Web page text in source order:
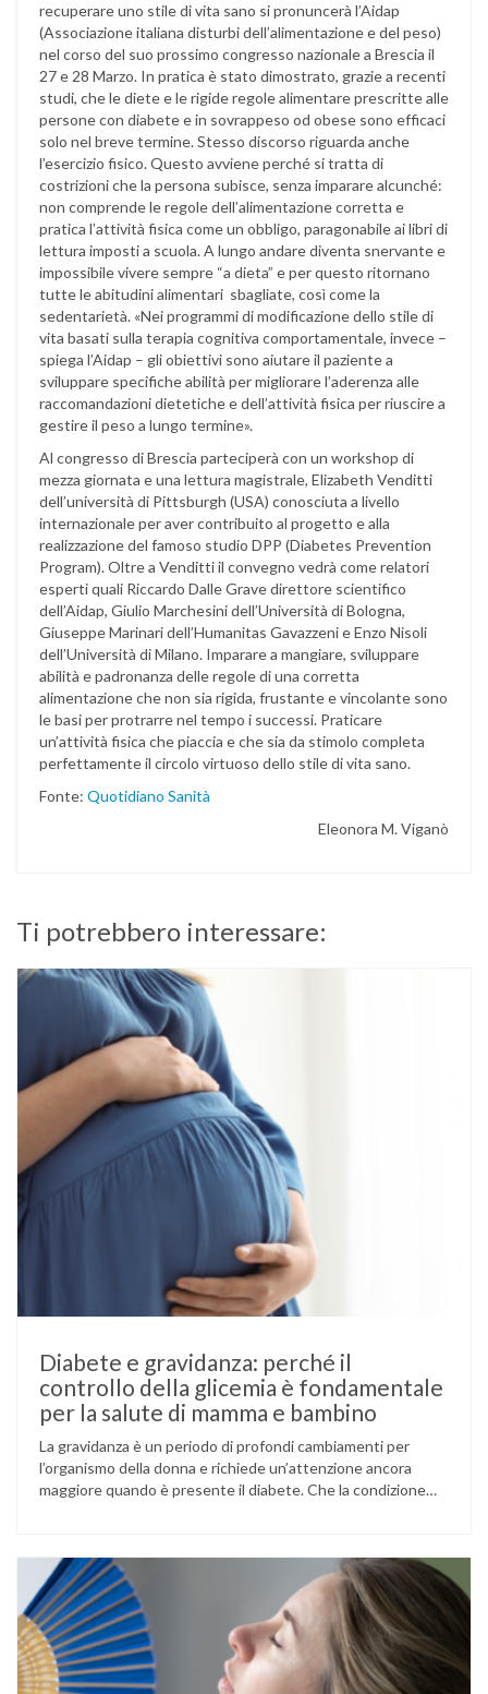
recuperare uno stile di vita sano si pronuncerà l’Aidap
(Associazione italiana disturbi dell’alimentazione e del peso)
nel corso del suo prossimo congresso nazionale a Brescia il
27 e 28 Marzo. In pratica è stato dimostrato, grazie a recenti
studi, che le diete e le rigide regole alimentare prescritte alle
persone con diabete e in sovrappeso od obese sono efficaci
solo nel breve termine. Stesso discorso riguarda anche
l’esercizio fisico. Questo avviene perché si tratta di
costrizioni che la persona subisce, senza imparare alcunché:
non comprende le regole dell’alimentazione corretta e
pratica l’attività fisica come un obbligo, paragonabile ai libri di
lettura imposti a scuola. A lungo andare diventa snervante e
impossibile vivere sempre “a dieta” e per questo ritornano
tutte le abitudini alimentari sbagliate, così come la
sedentarietà. «Nei programmi di modificazione dello stile di
vita basati sulla terapia cognitiva comportamentale, invece –
spiega l’Aidap – gli obiettivi sono aiutare il paziente a
sviluppare specifiche abilità per migliorare l’aderenza alle
raccomandazioni dietetiche e dell’attività fisica per riuscire a
gestire il peso a lungo termine».
Al congresso di Brescia parteciperà con un workshop di
mezza giornata e una lettura magistrale, Elizabeth Venditti
dell’università di Pittsburgh (USA) conosciuta a livello
internazionale per aver contribuito al progetto e alla
realizzazione del famoso studio DPP (Diabetes Prevention
Program). Oltre a Venditti il convegno vedrà come relatori
esperti quali Riccardo Dalle Grave direttore scientifico
dell’Aidap, Giulio Marchesini dell’Università di Bologna,
Giuseppe Marinari dell’Humanitas Gavazzeni e Enzo Nisoli
dell’Università di Milano. Imparare a mangiare, sviluppare
abilità e padronanza delle regole di una corretta
alimentazione che non sia rigida, frustante e vincolante sono
le basi per protrarre nel tempo i successi. Praticare
un’attività fisica che piaccia e che sia da stimolo completa
perfettamente il circolo virtuoso dello stile di vita sano.
Fonte: Quotidiano Sanità
Eleonora M. Viganò
Ti potrebbero interessare:
Diabete e gravidanza: perché il
controllo della glicemia è fondamentale
per la salute di mamma e bambino
La gravidanza è un periodo di profondi cambiamenti per
l’organismo della donna e richiede un’attenzione ancora
maggiore quando è presente il diabete. Che la condizione
volta durante la gestazione (diabete gestazionale),
mantenere …